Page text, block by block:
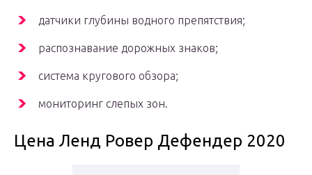
датчики глубины водного препятствия;
распознавание дорожных знаков;
система кругового обзора;
мониторинг слепых зон.
Цена Ленд Ровер Дефендер 2020